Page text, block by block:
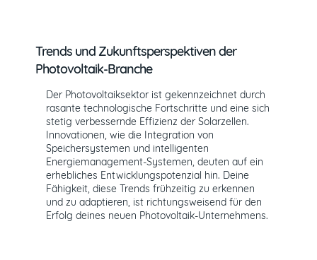
Trends und Zukunftsperspektiven der
Photovoltaik-Branche
Der Photovoltaiksektor ist gekennzeichnet durch
rasante technologische Fortschritte und eine sich
stetig verbessernde Effizienz der Solarzellen.
Innovationen, wie die Integration von
Speichersystemen und intelligenten
Energiemanagement-Systemen, deuten auf ein
erhebliches Entwicklungspotenzial hin. Deine
Fähigkeit, diese Trends frühzeitig zu erkennen
und zu adaptieren, ist richtungsweisend für den
Erfolg deines neuen Photovoltaik-Unternehmens.